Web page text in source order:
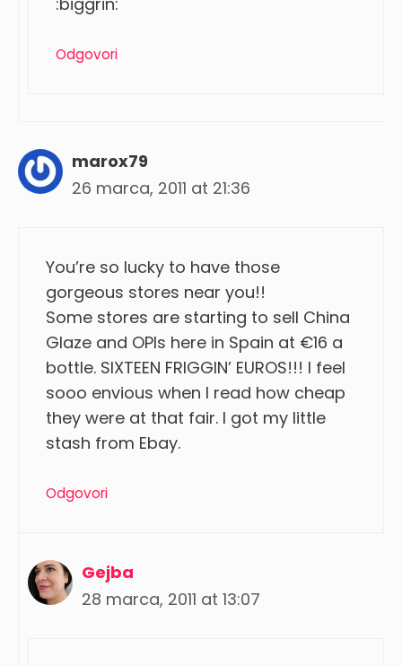
Odgovori
marox79
26 marca, 2011 at 21:36
You’re so lucky to have those
gorgeous stores near you!!
Some stores are starting to sell China
Glaze and OPIs here in Spain at €16 a
bottle. SIXTEEN FRIGGIN’ EUROS!!! I feel
sooo envious when I read how cheap
they were at that fair. I got my little
stash from Ebay.
Odgovori
Gejba
28 marca, 2011 at 13:07